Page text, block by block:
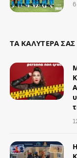
ΤΑ ΚΑΛΥΤΕΡΑ ΣΑΣ